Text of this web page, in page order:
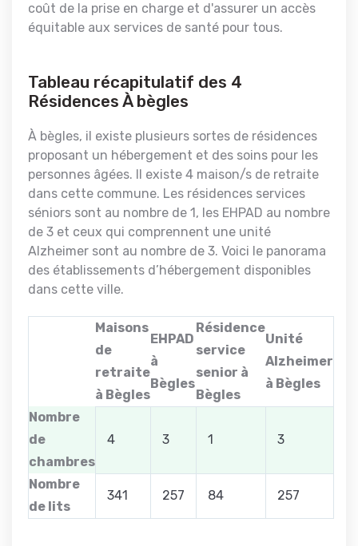
coût de la prise en charge et d'assurer un accès
équitable aux services de santé pour tous.
Tableau récapitulatif des 4
Résidences À bègles
À bègles, il existe plusieurs sortes de résidences
proposant un hébergement et des soins pour les
personnes âgées. Il existe 4 maison/s de retraite
dans cette commune. Les résidences services
séniors sont au nombre de 1, les EHPAD au nombre
de 3 et ceux qui comprennent une unité
Alzheimer sont au nombre de 3. Voici le panorama
des établissements d’hébergement disponibles
dans cette ville.
Maisons
de
retraite
à Bègles
EHPAD
à
Bègles
Résidence
service
senior à
Bègles
Unité
Alzheimer
à Bègles
Nombre
de
chambres
4 3 1 3
Nombre
de lits
341 257 84 257